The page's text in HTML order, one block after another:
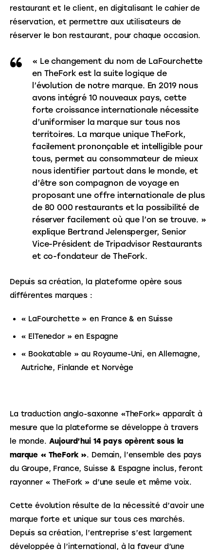
restaurant et le client, en digitalisant le cahier de
réservation, et permettre aux utilisateurs de
réserver le bon restaurant, pour chaque occasion.
« Le changement du nom de LaFourchette
en TheFork est la suite logique de
l’évolution de notre marque. En 2019 nous
avons intégré 10 nouveaux pays, cette
forte croissance internationale nécessite
d’uniformiser la marque sur tous nos
territoires. La marque unique TheFork,
facilement prononçable et intelligible pour
tous, permet au consommateur de mieux
nous identifier partout dans le monde, et
d’être son compagnon de voyage en
proposant une offre internationale de plus
de 80 000 restaurants et la possibilité de
réserver facilement où que l’on se trouve. »
explique Bertrand Jelensperger, Senior
Vice-Président de Tripadvisor Restaurants
et co-fondateur de TheFork.
Depuis sa création, la plateforme opère sous
différentes marques :
« LaFourchette » en France & en Suisse
« ElTenedor » en Espagne
« Bookatable » au Royaume-Uni, en Allemagne,
Autriche, Finlande et Norvège
La traduction anglo-saxonne «TheFork» apparaît à
mesure que la plateforme se développe à travers
le monde. Aujourd’hui 14 pays opèrent sous la
marque « TheFork ». Demain, l’ensemble des pays
du Groupe, France, Suisse & Espagne inclus, feront
rayonner « TheFork » d’une seule et même voix.
Cette évolution résulte de la nécessité d’avoir une
marque forte et unique sur tous ces marchés.
Depuis sa création, l’entreprise s’est largement
développée à l’international, à la faveur d’une